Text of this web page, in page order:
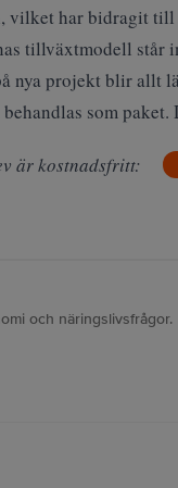
vilket har bidragit
tillväxtmodell
nya projekt blir allt
som paket.
är kostnadsfritt:
och näringslivsfrågor.